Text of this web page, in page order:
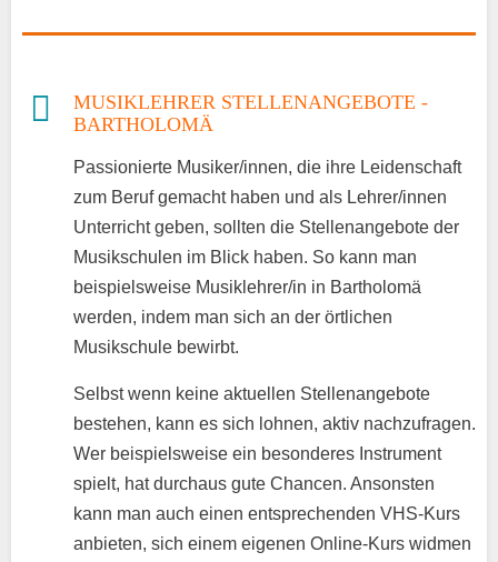
MUSIKLEHRER STELLENANGEBOTE -
BARTHOLOMÄ
Passionierte Musiker/innen, die ihre Leidenschaft
zum Beruf gemacht haben und als Lehrer/innen
Unterricht geben, sollten die Stellenangebote der
Musikschulen im Blick haben. So kann man
beispielsweise Musiklehrer/in in Bartholomä
werden, indem man sich an der örtlichen
Musikschule bewirbt.
Selbst wenn keine aktuellen Stellenangebote
bestehen, kann es sich lohnen, aktiv nachzufragen.
Wer beispielsweise ein besonderes Instrument
spielt, hat durchaus gute Chancen. Ansonsten
kann man auch einen entsprechenden VHS-Kurs
anbieten, sich einem eigenen Online-Kurs widmen